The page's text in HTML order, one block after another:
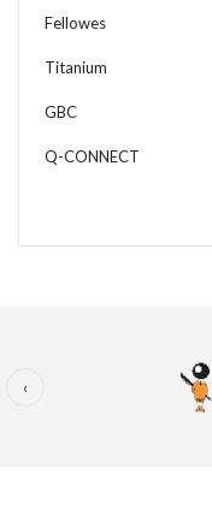
Fellowes
Titanium
GBC
Q-CONNECT
‹